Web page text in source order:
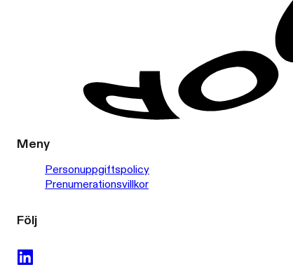
Meny
Personuppgiftspolicy
Prenumerationsvillkor
Följ